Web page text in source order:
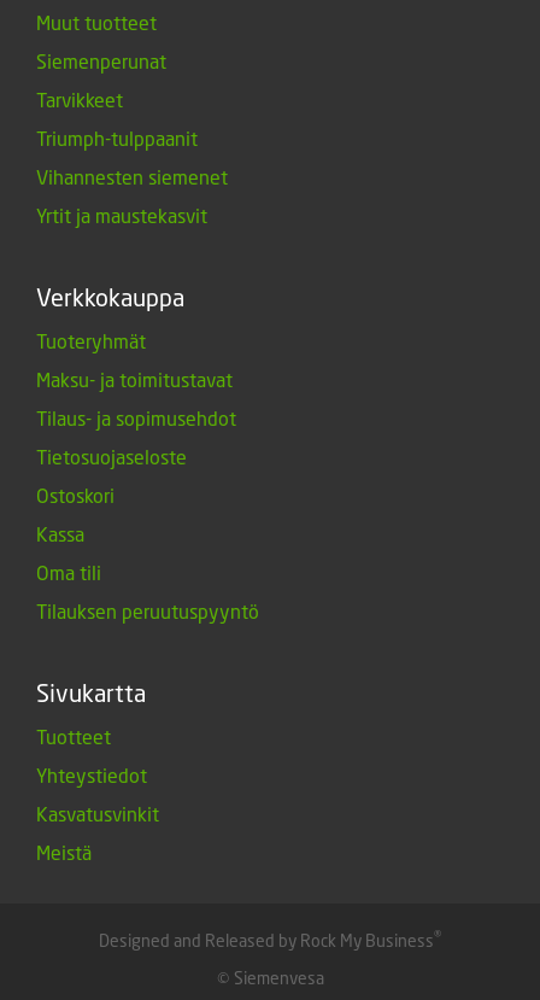
Muut tuotteet
Siemenperunat
Tarvikkeet
Triumph-tulppaanit
Vihannesten siemenet
Yrtit ja maustekasvit
Verkkokauppa
Tuoteryhmät
Maksu- ja toimitustavat
Tilaus- ja sopimusehdot
Tietosuojaseloste
Ostoskori
Kassa
Oma tili
Tilauksen peruutuspyyntö
Sivukartta
Tuotteet
Yhteystiedot
Kasvatusvinkit
Meistä
Designed and Released by Rock My Business®
© Siemenvesa